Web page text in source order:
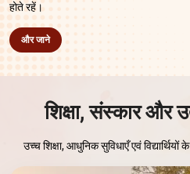
होते रहें।
और जाने
शिक्षा, संस्कार और
उच्च शिक्षा, आधुनिक सुविधाएँ एवं